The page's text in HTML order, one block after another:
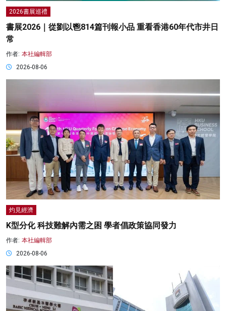
2026書展巡禮
書展2026｜從劉以鬯814篇刊報小品 重看香港60年代市井日
常
作者: 本社編輯部
2026-08-06
灼見經濟
K型分化 科技難解內需之困 學者倡政策協同發力
作者: 本社編輯部
2026-08-06